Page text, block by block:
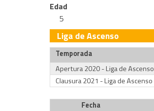
Edad
5
Liga de Ascenso
Temporada
Apertura 2020 - Liga de Ascenso
Clausura 2021 - Liga de Ascenso
Fecha